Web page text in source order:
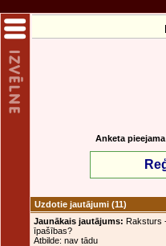
Anketa
Uzdotie jautājumi (11)
Jaunākais jautājums: Raksturs
īpašības?
Atbilde: nav tādu